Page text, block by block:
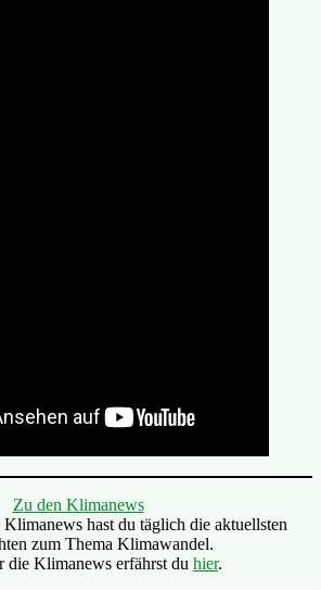
Zu den Klimanews
hast du täglich die aktuellsten
zum Thema Klimawandel.
die Klimanews erfährst du hier.